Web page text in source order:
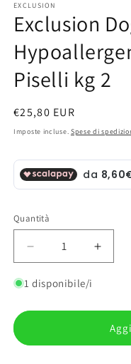
multimediali
1
in
modale
EXCLUSION
Exclusion
Piselli kg 2
Prezzo
di
€25,80 EUR
Imposte incluse. Spese di
Quantità
Quantità
Diminuisci
quantità
per
Dog
Hypoallergenic
Dog
Diet
1 disponibile/i